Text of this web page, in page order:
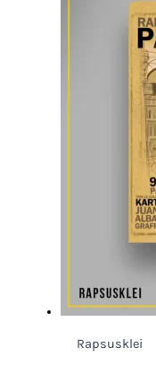
Rapsusklei